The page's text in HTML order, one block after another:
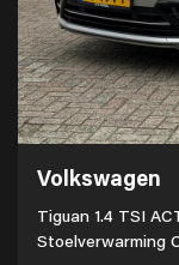
Volkswagen
Tiguan 1.4 TSI
Stoelverwarming